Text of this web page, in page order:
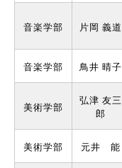
音楽学部 ⽚岡 義道
音楽学部 ⿃井 晴⼦
美術学部
弘津 友三
郎
美術学部 元井 能